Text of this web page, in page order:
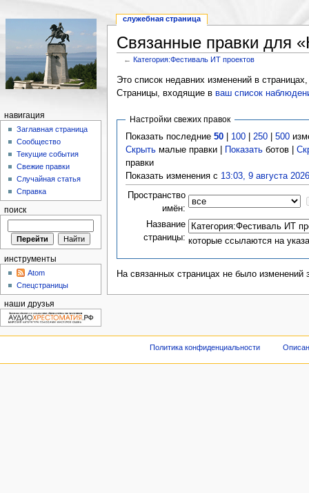
Связанные правки для
←Категория:Фестиваль ИТ проектов
Это список недавних изменений в
Страницы, входящие в ваш список
Настройки свежих правок
Показать последние50 100 250 |500
Скрыть малые правки | Показать ботов |
правки
Показать изменения с 13:03, 9 августа
Пространство
имён:
Название
страницы: которые ссылаются на
На связанных страницах не было изменений
служебная страница
навигация
Заглавная страница
Сообщество
Текущие события
Свежие правки
Случайная статья
Справка
поиск
инструменты
Atom
Спецстраницы
наши друзья
Политика конфиденциальности